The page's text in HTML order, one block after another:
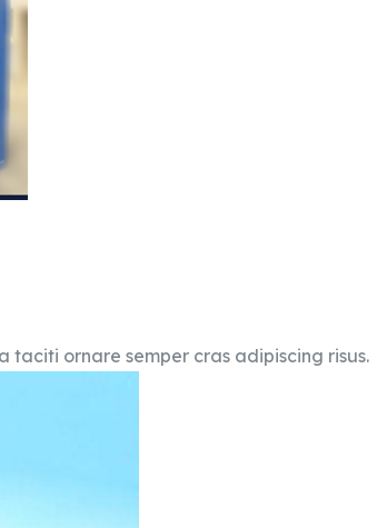
ornare semper cras adipiscing risus.